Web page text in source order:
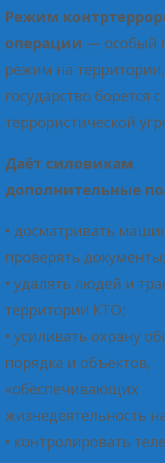
Режим
операции — особый
режим на
государство борется с
террористической
Даёт силовикам
дополнительные
• досматривать
проверять документы;
• удалять людей и
территории КТО;
• усиливать охрану
порядка и объектов,
«обеспечивающих
жизнедеятельность
• контролировать